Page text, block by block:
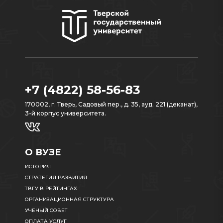
+7 (4822) 58-56-83
170002, г. Тверь, Садовый пер., д. 35, ауд. 221 (деканат),
3-й корпус университета.
О ВУЗЕ
ИСТОРИЯ
СТРАТЕГИЯ РАЗВИТИЯ
ТВГУ В РЕЙТИНГАХ
ОРГАНИЗАЦИОННАЯ СТРУКТУРА
УЧЕНЫЙ СОВЕТ
ОПЛАТА УСЛУГ